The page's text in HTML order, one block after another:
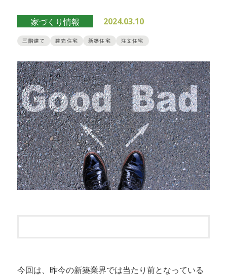
家づくり情報 2024.03.10
三階建て 建売住宅 新築住宅 注文住宅
今回は、昨今の新築業界では当たり前となっている